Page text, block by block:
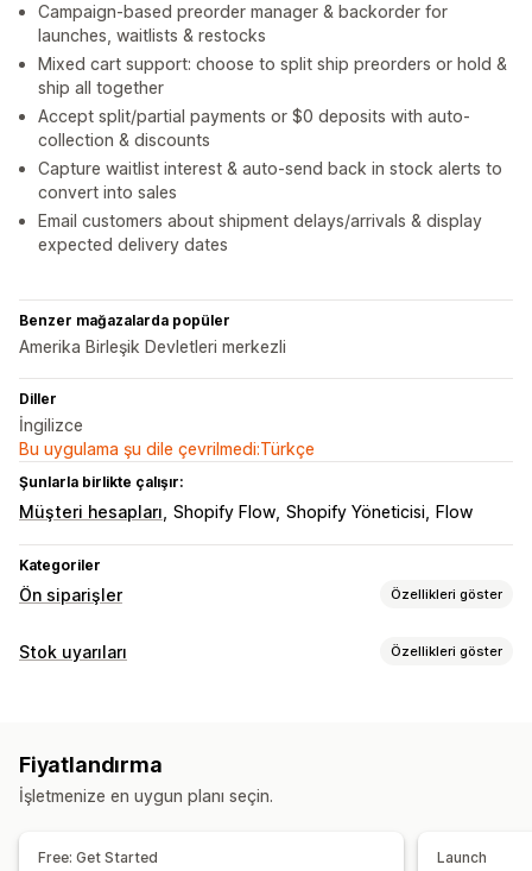
Campaign-based preorder manager & backorder for
launches, waitlists & restocks
Mixed cart support: choose to split ship preorders or hold &
ship all together
Accept split/partial payments or $0 deposits with auto-
collection & discounts
Capture waitlist interest & auto-send back in stock alerts to
convert into sales
Email customers about shipment delays/arrivals & display
expected delivery dates
Benzer mağazalarda popüler
Amerika Birleşik Devletleri merkezli
Diller
İngilizce
Bu uygulama şu dile çevrilmedi:Türkçe
Şunlarla birlikte çalışır:
Müşteri hesapları Shopify Flow Shopify Yöneticisi Flow
Kategoriler
Ön siparişler Özellikleri göster
Sipariş türü
Özelleştirme
Düğmeler
Özel metin
Ödeme seçenekleri
Stok uyarıları Özellikleri göster
Yeniden stokta Ön siparişler
Özel uyarılar
Fiyatlandırma
İşletmenize en uygun planı seçin.
Free: Get Started Launch